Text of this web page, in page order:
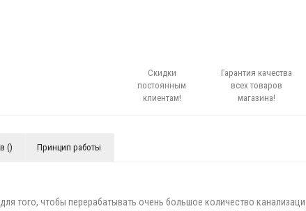
Скидки
постоянным
клиентам!
Гарантия качества
всех товаров
магазина!
() Принцип работы
того, чтобы перерабатывать очень большое количество